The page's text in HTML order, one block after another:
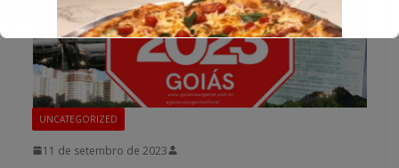
UNCATEGORIZED
11 de setembro de 2023